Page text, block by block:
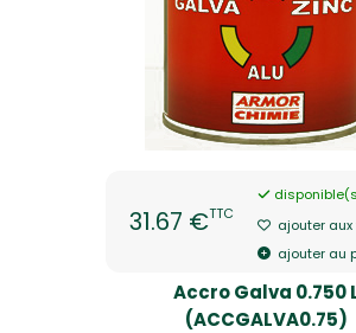
31.67 €TTC
ajouter
ajouter au
Accro Galva 0.750
(ACCGALVA0.75)